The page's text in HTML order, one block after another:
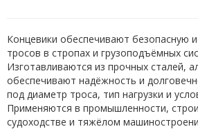
Концевики обеспечивают безопасную
тросов в стропах и грузоподъёмных
Изготавливаются из прочных сталей,
обеспечивают надёжность и
под диаметр троса, тип нагрузки и
Применяются в промышленности,
судоходстве и тяжёлом